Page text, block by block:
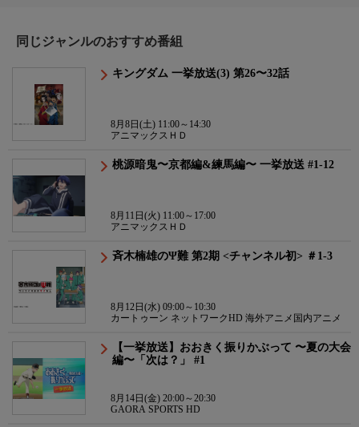
同じジャンルのおすすめ番組
キングダム 一挙放送(3) 第26〜32話
8月8日(土) 11:00～14:30
アニマックスＨＤ
桃源暗鬼〜京都編&練馬編〜 一挙放送 #1-12
8月11日(火) 11:00～17:00
アニマックスＨＤ
斉木楠雄のΨ難 第2期 <チャンネル初> ＃1-3
8月12日(水) 09:00～10:30
カートゥーン ネットワークHD 海外アニメ国内アニメ
【一挙放送】おおきく振りかぶって 〜夏の大会
編〜「次は？」 #1
8月14日(金) 20:00～20:30
GAORA SPORTS HD